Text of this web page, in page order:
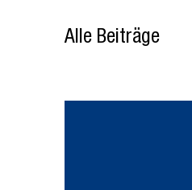
Alle Beiträge